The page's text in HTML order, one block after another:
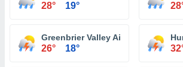
28° 19°
Greenbrier Valley Airport
26° 18°